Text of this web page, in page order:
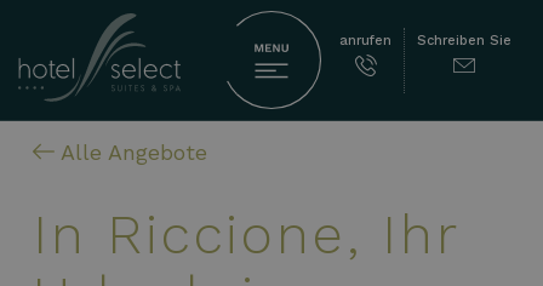
anrufen Schreiben Sie
Alle Angebote
In Riccione, Ihr